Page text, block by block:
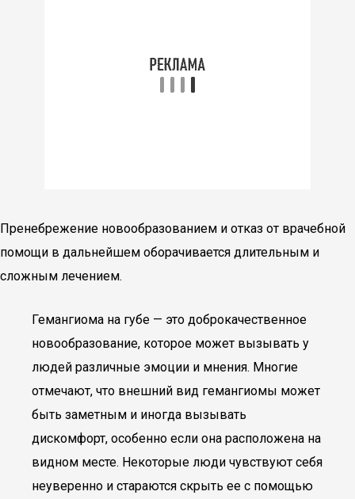
Пренебрежение новообразованием и отказ от врачебной
помощи в дальнейшем оборачивается длительным и
сложным лечением.
Гемангиома на губе — это доброкачественное
новообразование, которое может вызывать у
людей различные эмоции и мнения. Многие
отмечают, что внешний вид гемангиомы может
быть заметным и иногда вызывать
дискомфорт, особенно если она расположена на
видном месте. Некоторые люди чувствуют себя
неуверенно и стараются скрыть ее с помощью